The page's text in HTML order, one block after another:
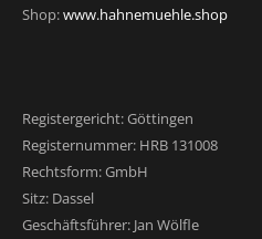
Shop:www.hahnemuehle.shop
Registergericht: Göttingen
Registernummer: HRB 131008
Rechtsform: GmbH
Sitz: Dassel
Geschäftsführer: Jan Wölfle